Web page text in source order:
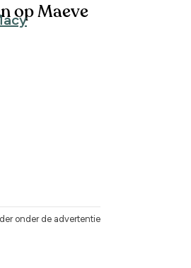
op Maeve
onder de advertentie